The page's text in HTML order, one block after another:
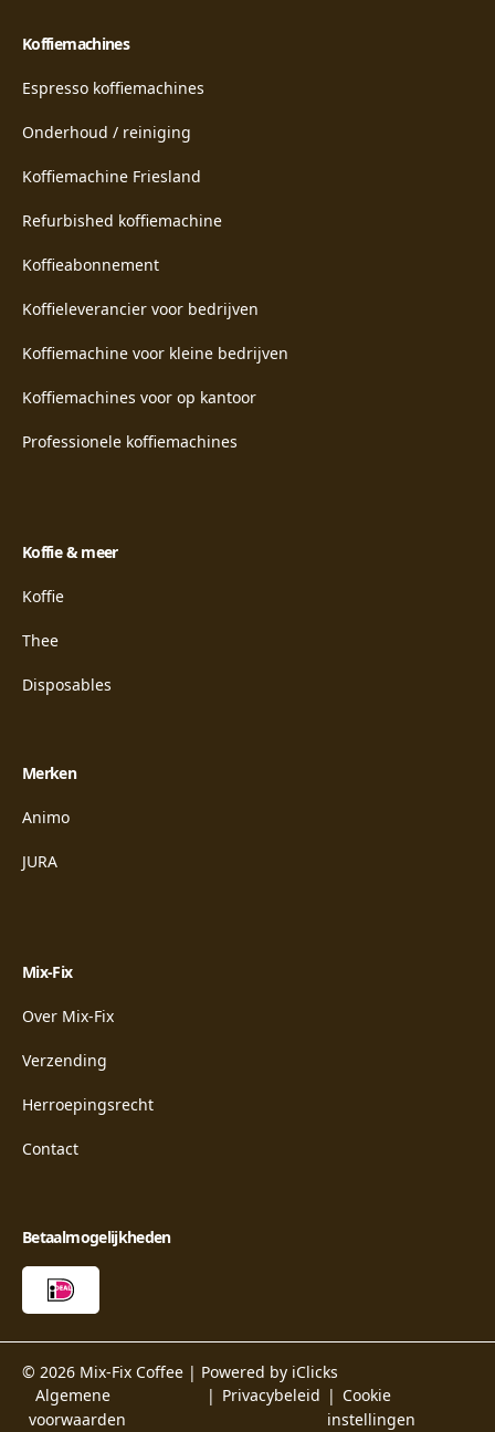
Koffiemachines
Espresso koffiemachines
Onderhoud / reiniging
Koffiemachine Friesland
Refurbished koffiemachine
Koffieabonnement
Koffieleverancier voor bedrijven
Koffiemachine voor kleine bedrijven
Koffiemachines voor op kantoor
Professionele koffiemachines
Koffie & meer
Koffie
Thee
Disposables
Merken
Animo
JURA
Mix-Fix
Over Mix-Fix
Verzending
Herroepingsrecht
Contact
Betaalmogelijkheden
© 2026 Mix-Fix Coffee | Powered by iClicks
Algemene
voorwaarden
Privacybeleid
Cookie
instellingen